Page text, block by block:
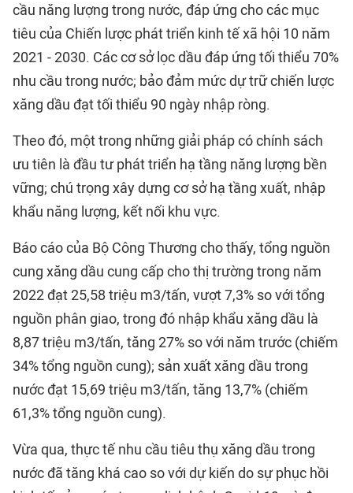
cầu năng lượng trong nước, đáp ứng cho các mục
tiêu của Chiến lược phát triển kinh tế xã hội 10 năm
2021 - 2030. Các cơ sở lọc dầu đáp ứng tối thiểu 70%
nhu cầu trong nước; bảo đảm mức dự trữ chiến lược
xăng dầu đạt tối thiểu 90 ngày nhập ròng.
Theo đó, một trong những giải pháp có chính sách
ưu tiên là đầu tư phát triển hạ tầng năng lượng bền
vững; chú trọng xây dựng cơ sở hạ tầng xuất, nhập
khẩu năng lượng, kết nối khu vực.
Báo cáo của Bộ Công Thương cho thấy, tổng nguồn
cung xăng dầu cung cấp cho thị trường trong năm
2022 đạt 25,58 triệu m3/tấn, vượt 7,3% so với tổng
nguồn phân giao, trong đó nhập khẩu xăng dầu là
8,87 triệu m3/tấn, tăng 27% so với năm trước (chiếm
34% tổng nguồn cung); sản xuất xăng dầu trong
nước đạt 15,69 triệu m3/tấn, tăng 13,7% (chiếm
61,3% tổng nguồn cung).
Vừa qua, thực tế nhu cầu tiêu thụ xăng dầu trong
nước đã tăng khá cao so với dự kiến do sự phục hồi